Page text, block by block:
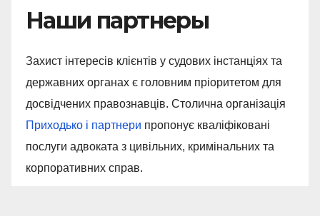
Наши партнеры
Захист інтересів клієнтів у судових інстанціях та
державних органах є головним пріоритетом для
досвідчених правознавців. Столична організація
Приходько і партнери пропонує кваліфіковані
послуги адвоката з цивільних, кримінальних та
корпоративних справ.